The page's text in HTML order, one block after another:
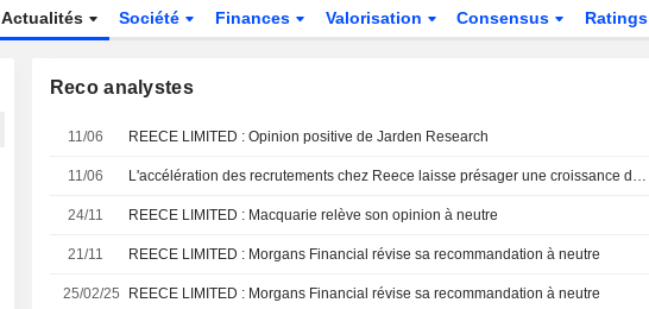
Actualités Société Finances Valorisation Consensus Ratings
Reco analystes
11/06 REECE LIMITED : Opinion positive de Jarden Research
11/06 L'accélération des recrutements chez Reece laisse présager une croissance des volumes, selon Jarden
24/11 REECE LIMITED : Macquarie relève son opinion à neutre
21/11 REECE LIMITED : Morgans Financial révise sa recommandation à neutre
25/02/25 REECE LIMITED : Morgans Financial révise sa recommandation à neutre